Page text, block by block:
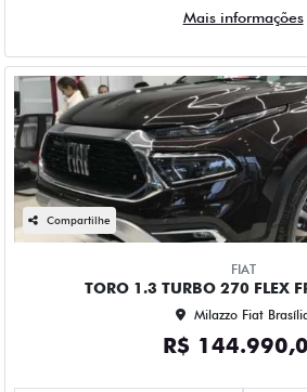
Mais informações
Compartilhe
FIAT
TORO 1.3 TURBO 270 FLEX
Milazzo Fiat
R$